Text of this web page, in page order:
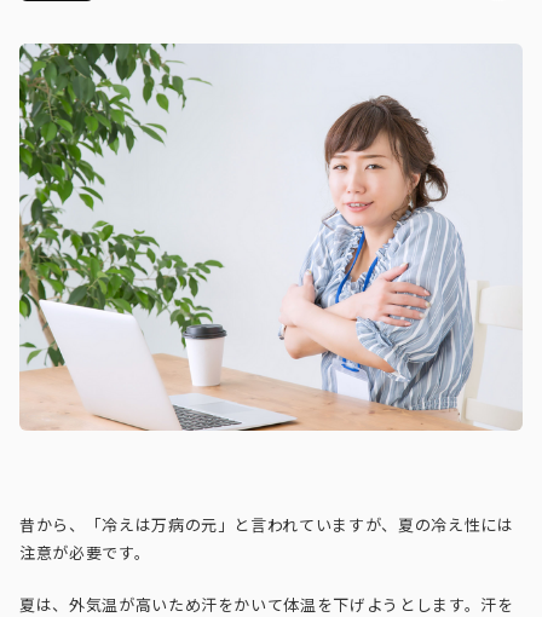
昔から、「冷えは万病の元」と言われていますが、夏の冷え性には
注意が必要です。
夏は、外気温が高いため汗をかいて体温を下げようとします。汗を